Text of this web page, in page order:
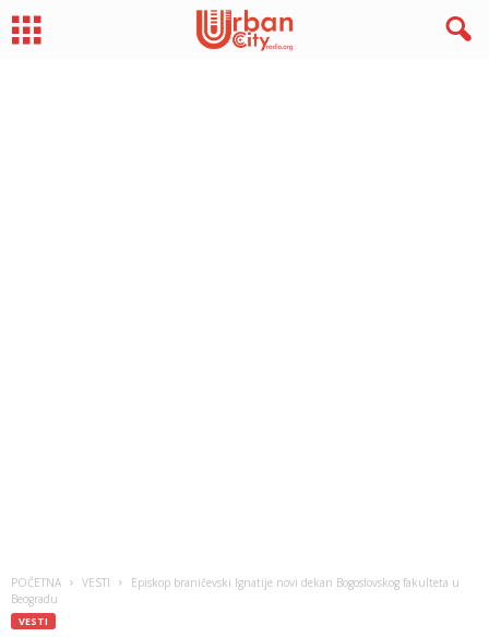
POČETNA VESTI
Episkop braničevski Ignatije novi dekan Bogoslovskog fakulteta u
Beogradu
VESTI